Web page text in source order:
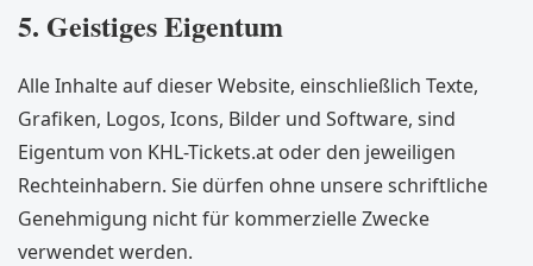
5. Geistiges Eigentum
Alle Inhalte auf dieser Website, einschließlich Texte,
Grafiken, Logos, Icons, Bilder und Software, sind
Eigentum von KHL-Tickets.at oder den jeweiligen
Rechteinhabern. Sie dürfen ohne unsere schriftliche
Genehmigung nicht für kommerzielle Zwecke
verwendet werden.